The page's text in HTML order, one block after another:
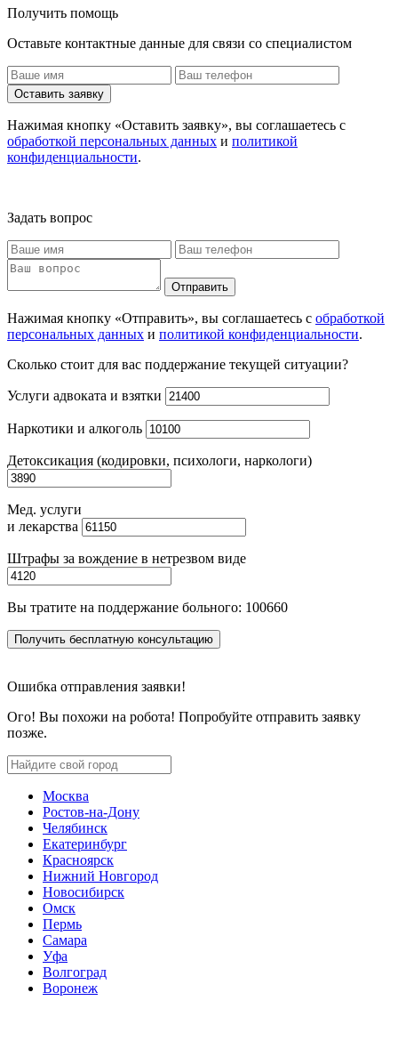
Получить помощь
Оставьте контактные данные для связи со специалистом
Оставить заявку
Нажимая кнопку «Оставить заявку», вы соглашаетесь с
обработкой персональных данных и политикой
конфиденциальности.
Задать вопрос
Отправить
Нажимая кнопку «Отправить», вы соглашаетесь с обработкой
персональных данных и политикой конфиденциальности.
Сколько стоит для вас поддержание текущей ситуации?
Услуги адвоката и взятки
Наркотики и алкоголь
Детоксикация (кодировки, психологи, наркологи)
Мед. услуги
и лекарства
Штрафы за вождение в нетрезвом виде
Вы тратите на поддержание больного: 100660
Получить бесплатную консультацию
Ошибка отправления заявки!
Ого! Вы похожи на робота! Попробуйте отправить заявку
позже.
Москва
Ростов-на-Дону
Челябинск
Екатеринбург
Красноярск
Нижний Новгород
Новосибирск
Омск
Пермь
Самара
Уфа
Волгоград
Воронеж